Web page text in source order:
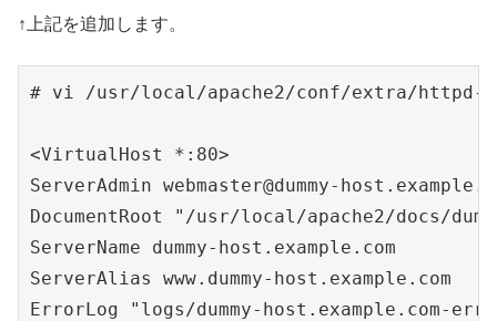
↑上記を追加します。
# vi /usr/local/apache2/conf/extra/httpd-
<VirtualHost *:80>
ServerAdmin webmaster@dummy-
DocumentRoot "/usr/local/apache2/docs/
ServerName dummy-host.example.com
ServerAlias www.dummy-host.example.com
ErrorLog "logs/dummy-host.example.com-